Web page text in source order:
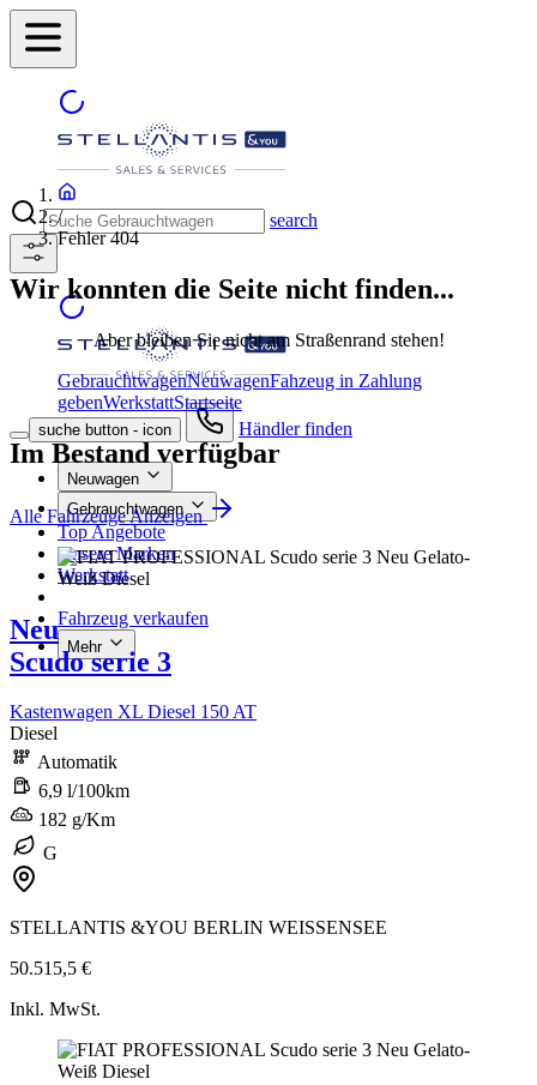
search
suche button - icon Händler finden
Neuwagen
Gebrauchtwagen
Top Angebote
Unsere Marken
Werkstatt
Fahrzeug verkaufen
Mehr
/
Fehler 404
Wir konnten die Seite nicht finden...
Aber bleiben Sie nicht am Straßenrand stehen!
GebrauchtwagenNeuwagenFahzeug in Zahlung
gebenWerkstattStartseite
Im Bestand verfügbar
Alle Fahrzeuge Anzeigen
Neu
Scudo serie 3
Kastenwagen XL Diesel 150 AT
Diesel
Automatik
6,9 l/100km
182 g/Km
G
STELLANTIS &YOU BERLIN WEISSENSEE
50.515,5 €
Inkl. MwSt.